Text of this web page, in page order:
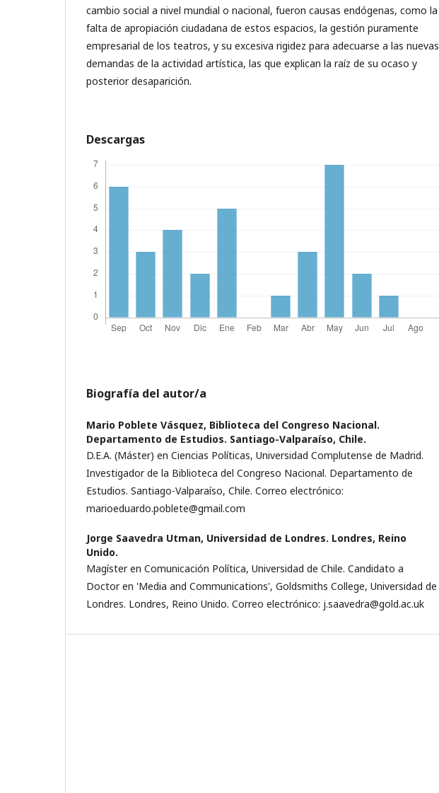
cambio social a nivel mundial o nacional, fueron causas endógenas, como la
falta de apropiación ciudadana de estos espacios, la gestión puramente
empresarial de los teatros, y su excesiva rigidez para adecuarse a las nuevas
demandas de la actividad artística, las que explican la raíz de su ocaso y
posterior desaparición.
Descargas
Biografía del autor/a
Mario Poblete Vásquez, Biblioteca del Congreso Nacional.
Departamento de Estudios. Santiago-Valparaíso, Chile.
D.E.A. (Máster) en Ciencias Políticas, Universidad Complutense de Madrid.
Investigador de la Biblioteca del Congreso Nacional. Departamento de
Estudios. Santiago-Valparaíso, Chile. Correo electrónico:
marioeduardo.poblete@gmail.com
Jorge Saavedra Utman, Universidad de Londres. Londres, Reino
Unido.
Magíster en Comunicación Política, Universidad de Chile. Candidato a
Doctor en 'Media and Communications', Goldsmiths College, Universidad de
Londres. Londres, Reino Unido. Correo electrónico: j.saavedra@gold.ac.uk